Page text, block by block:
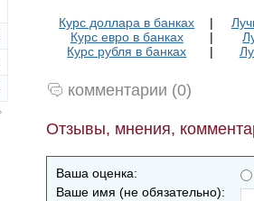
Курс доллара в банках |
Курс евро в банках
|
Курс рубля в банках
|
комментарии (0)
Отзывы, мнения,
Ваша оценка:
Ваше имя (не обязательно):